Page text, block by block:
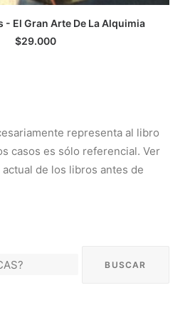
LEER MÁS
- El Gran Arte De La Alquimia
$29.000
representa al libro
casos es sólo referencial. Ver
de los libros antes de